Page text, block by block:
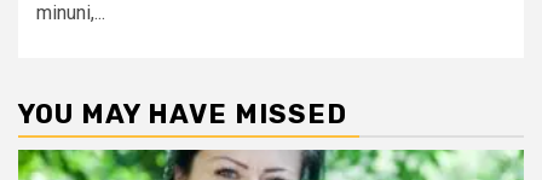
minuni,...
YOU MAY HAVE MISSED